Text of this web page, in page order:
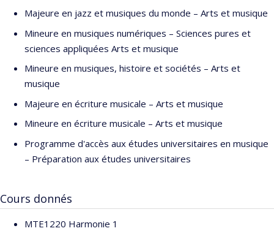
Majeure en jazz et musiques du monde – Arts et musique
Mineure en musiques numériques – Sciences pures et
sciences appliquées Arts et musique
Mineure en musiques, histoire et sociétés – Arts et
musique
Majeure en écriture musicale – Arts et musique
Mineure en écriture musicale – Arts et musique
Programme d'accès aux études universitaires en musique
– Préparation aux études universitaires
Cours donnés
MTE1220 Harmonie 1